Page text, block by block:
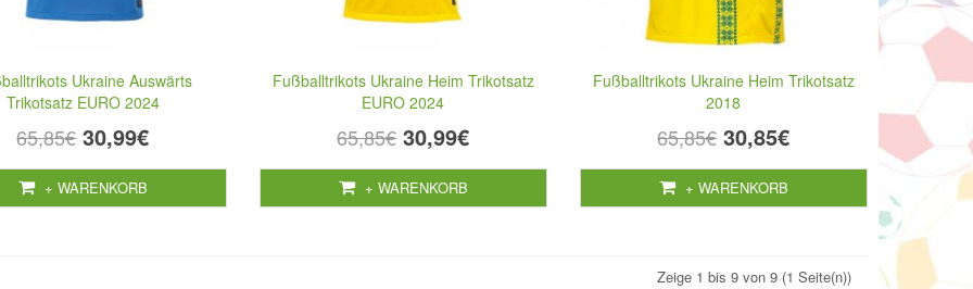
Ukraine Auswärts
Trikotsatz EURO 2024
65,85€ 30,99€
+ WARENKORB
Fußballtrikots Ukraine Heim Trikotsatz
EURO 2024
65,85€ 30,99€
+ WARENKORB
Fußballtrikots Ukraine Heim Trikotsatz
2018
65,85€ 30,85€
+ WARENKORB
Zeige 1 bis 9 von 9 (1 Seite(n))